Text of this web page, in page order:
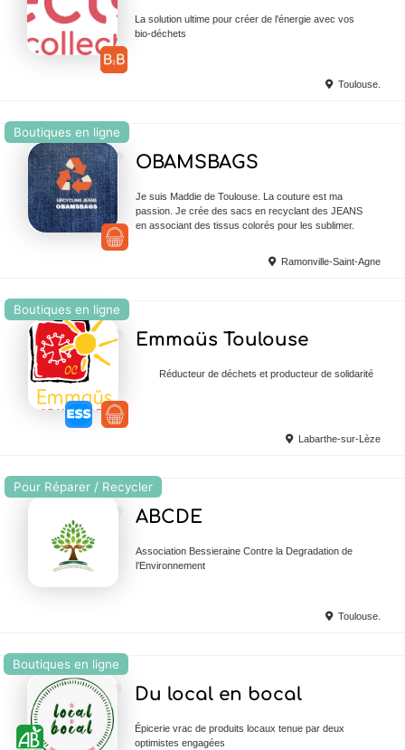
La solution ultime pour créer de l'énergie avec vos
bio-déchets
Toulouse.
Boutiques en ligne
OBAMSBAGS
Je suis Maddie de Toulouse. La couture est ma
passion. Je crée des sacs en recyclant des JEANS
en associant des tissus colorés pour les sublimer.
Ramonville-Saint-Agne
Boutiques en ligne
Emmaüs Toulouse
Réducteur de déchets et producteur de solidarité
Labarthe-sur-Lèze
Pour Réparer / Recycler
ABCDE
Association Bessieraine Contre la Degradation de
l’Environnement
Toulouse.
Boutiques en ligne
Du local en bocal
Épicerie vrac de produits locaux tenue par deux
optimistes engagées